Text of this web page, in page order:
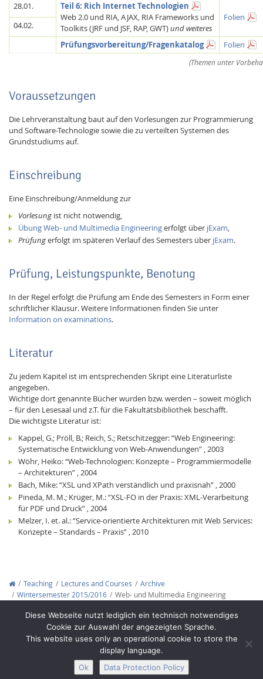
(Themen unter
28.01.
Teil 6: Rich Internet Technologien
Web 2.0 und RIA, AJAX, RIA Frameworks und
Toolkits (JRF und JSF, RAP, GWT)und weiteres
Folien
04.02.
Prüfungsvorbereitung/Fragenkatalog
Folien
Voraussetzungen
Die Lehrveranstaltung baut auf den Vorlesungen zur Programmierung
und Software-Technologie sowie die zu verteilten Systemen des
Grundstudiums auf.
Einschreibung
Eine Einschreibung/Anmeldung zur
Vorlesungist nicht notwendig,
Übung Web- und Multimedia Engineeringerfolgt über jExam,
Prüfungerfolgt im späteren Verlauf des Semesters über jExam.
Prüfung, Leistungspunkte, Benotung
In der Regel erfolgt die Prüfung am Ende des Semesters in Form einer
schriftlicher Klausur. Weitere Informationen finden Sie unter
Information on examinations.
Literatur
Zu jedem Kapitel ist im entsprechenden Skript eine Literaturliste
angegeben.
Wichtige dort genannte Bücher wurden bzw. werden – soweit möglich
– für den Lesesaal und z.T. für die Fakultätsbibliothek beschafft.
Die wichtigste Literatur ist:
Kappel, G.; Pröll, B.; Reich, S.; Retschitzegger: “Web Engineering:
Systematische Entwicklung von Web-Anwendungen” , 2003
Wöhr, Heiko: “Web-Technologien: Konzepte – Programmiermodelle
– Architekturen” , 2004
Bach, Mike: “XSL und XPath verständlich und praxisnah” , 2000
Pineda, M. M.; Krüger, M.: “XSL-FO in der Praxis: XML-Verarbeitung
für PDF und Druck” , 2004
Melzer, I. et. al.: “Service-orientierte Architekturen mit Web Services:
Konzepte – Standards – Praxis” , 2010
Teaching Lectures and Courses
Archive
Wintersemester 2015/2016
Web- und Multimedia Engineering
Diese Webseite nutzt lediglich ein technisch notwendiges
Cookie zur Auswahl der angezeigten Sprache.
This website uses only an operational cookie to store the
display language.
Ok
Data Protection Policy